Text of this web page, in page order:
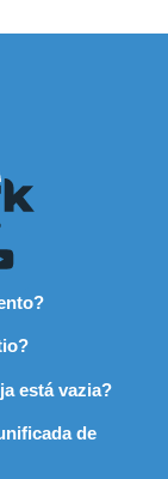
está vazia?
de